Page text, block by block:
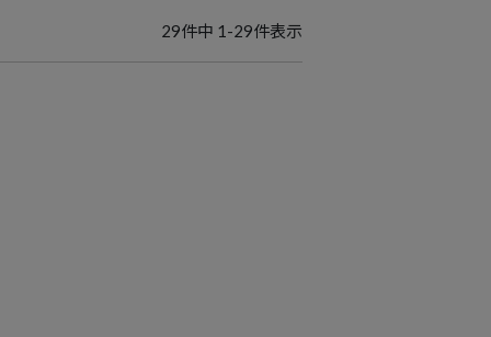
29件中 1 -29件表示